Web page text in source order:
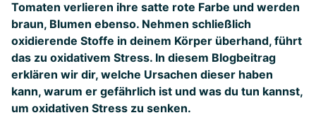
Tomaten verlieren ihre satte rote Farbe und werden
braun, Blumen ebenso. Nehmen schließlich
oxidierende Stoffe in deinem Körper überhand, führt
das zu oxidativem Stress. In diesem Blogbeitrag
erklären wir dir, welche Ursachen dieser haben
kann, warum er gefährlich ist und was du tun kannst,
um oxidativen Stress zu senken.